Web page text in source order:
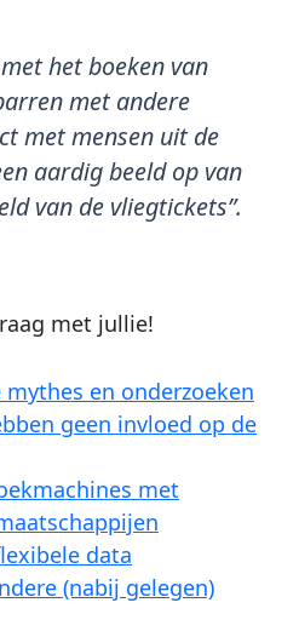
het boeken van
met andere
met mensen uit de
aardig beeld op van
van de vliegtickets”.
met jullie!
mythes en onderzoeken
geen invloed op de
met
data
(nabij gelegen)